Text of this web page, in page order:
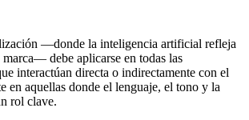
—donde la inteligencia artificial refleja
debe aplicarse en todas las
interactúan directa o indirectamente con el
en aquellas donde el lenguaje, el tono y la
rol clave.